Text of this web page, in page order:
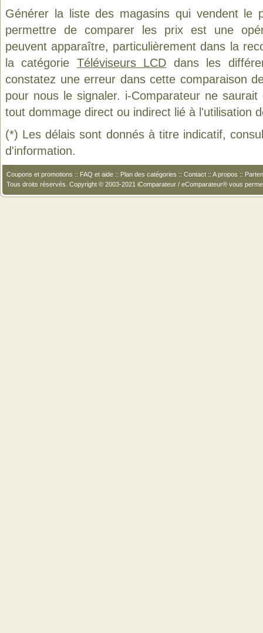
Générer la liste des magasins qui vendent le
permettre de comparer les prix est une
peuvent apparaître, particulièrement dans la
la catégorie Téléviseurs LCD dans les
constatez une erreur dans cette comparaison
pour nous le signaler. i-Comparateur ne
tout dommage direct ou indirect lié à l'utilisation
(*) Les délais sont donnés à titre indicatif,
d'information.
Coupons et promotions :: FAQ et aide :: Plan des catégories :: Contact :: A propos ::
Tous droits réservés. Copyright © 2003-2021 iComparateur / eComparateur® vous